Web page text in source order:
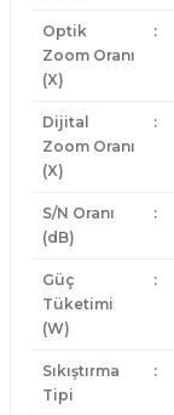
Optik
Zoom Oranı
(X)
:
Dijital
Zoom Oranı
(X)
:
S/N Oranı
(dB)
:
Güç
Tüketimi
(W)
:
Sıkıştırma
Tipi
: